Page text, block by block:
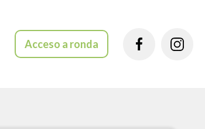
Acceso a ronda